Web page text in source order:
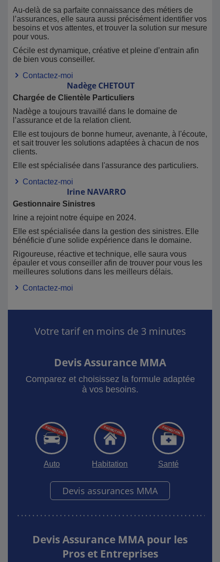
Au-delà de sa parfaite connaissance des métiers de
l’assurances, elle saura aussi précisément identifier vos
besoins et vos attentes, et trouver la solution sur mesure
pour vous.
Cécile est dynamique, créative et pleine d’entrain afin
de bien vous conseiller.
Contactez-moi
Nadège CHETOUT
Chargée de Clientèle Particuliers
Nadège a toujours travaillé dans le domaine de
l’assurance et de la relation client.
Elle est toujours de bonne humeur, avenante, à l'écoute,
et sait trouver les solutions adaptées à chacun de nos
clients.
Elle est spécialisée dans l'assurance des particuliers.
Contactez-moi
Irine NAVARRO
Gestionnaire Sinistres
Irine a rejoint notre équipe en 2024.
Elle est spécialisée dans la gestion des sinistres. Elle
bénéficie d'une solide expérience dans le domaine.
Rigoureuse, réactive et technique, elle saura vous
épauler et vous conseiller afin de trouver pour vous les
meilleures solutions dans les meilleurs délais.
Contactez-moi
Votre tarif en moins de 3 minutes
Devis Assurance MMA
Comparez et choisissez la formule adaptée
à vos besoins.
Auto Habitation Santé
Devis assurances MMA
Devis Assurance MMA pour les
Pros et Entreprises